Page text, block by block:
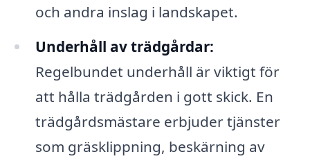
och andra inslag i landskapet.
Underhåll av trädgårdar:
Regelbundet underhåll är viktigt för
att hålla trädgården i gott skick. En
trädgårdsmästare erbjuder tjänster
som gräsklippning, beskärning av